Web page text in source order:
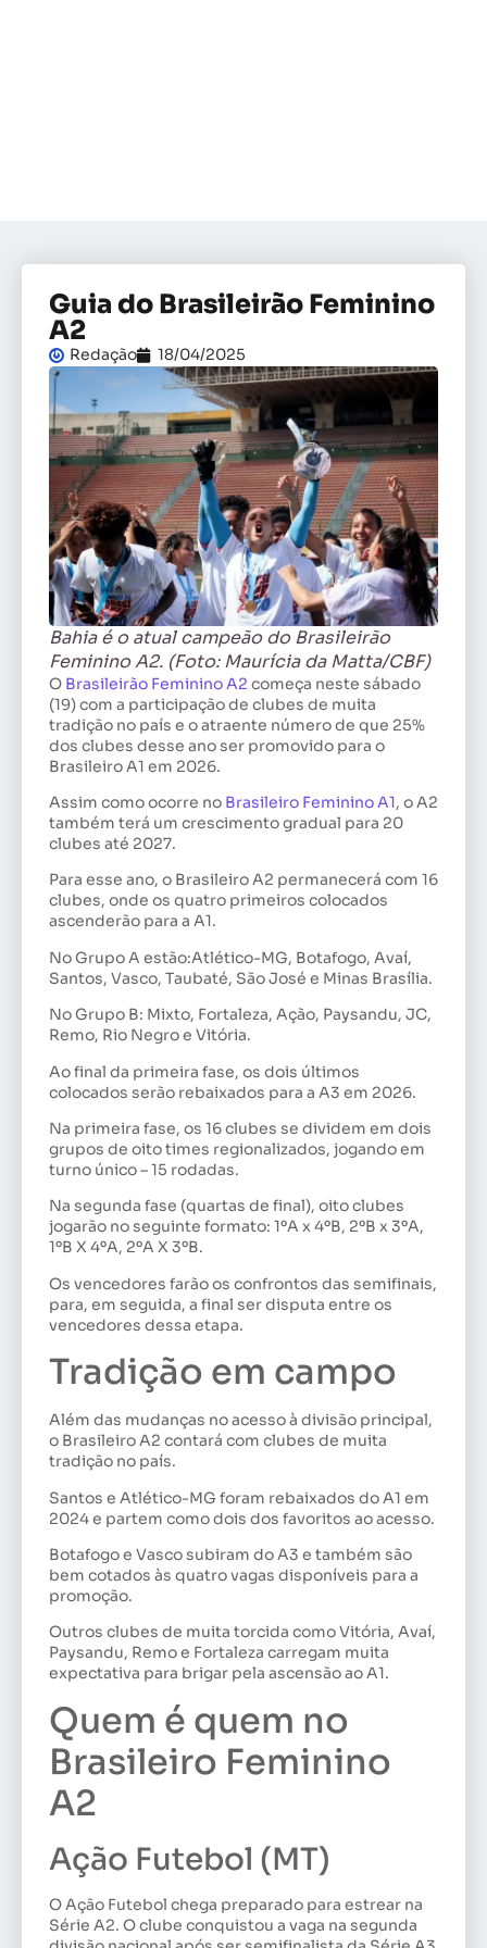
Guia do Brasileirão Feminino
A2
Redação 18/04/2025
Bahia é o atual campeão do Brasileirão
Feminino A2. (Foto: Maurícia da Matta/CBF)
O Brasileirão Feminino A2 começa neste sábado
(19) com a participação de clubes de muita
tradição no país e o atraente número de que 25%
dos clubes desse ano ser promovido para o
Brasileiro A1 em 2026.
Assim como ocorre no Brasileiro Feminino A1, o A2
também terá um crescimento gradual para 20
clubes até 2027.
Para esse ano, o Brasileiro A2 permanecerá com 16
clubes, onde os quatro primeiros colocados
ascenderão para a A1.
No Grupo A estão:Atlético-MG, Botafogo, Avaí,
Santos, Vasco, Taubaté, São José e Minas Brasília.
No Grupo B: Mixto, Fortaleza, Ação, Paysandu, JC,
Remo, Rio Negro e Vitória.
Ao final da primeira fase, os dois últimos
colocados serão rebaixados para a A3 em 2026.
Na primeira fase, os 16 clubes se dividem em dois
grupos de oito times regionalizados, jogando em
turno único – 15 rodadas.
Na segunda fase (quartas de final), oito clubes
jogarão no seguinte formato: 1ºA x 4ºB, 2ºB x 3ºA,
1ºB X 4ºA, 2ºA X 3ºB.
Os vencedores farão os confrontos das semifinais,
para, em seguida, a final ser disputa entre os
vencedores dessa etapa.
Tradição em campo
Além das mudanças no acesso à divisão principal,
o Brasileiro A2 contará com clubes de muita
tradição no país.
Santos e Atlético-MG foram rebaixados do A1 em
2024 e partem como dois dos favoritos ao acesso.
Botafogo e Vasco subiram do A3 e também são
bem cotados às quatro vagas disponíveis para a
promoção.
Outros clubes de muita torcida como Vitória, Avaí,
Paysandu, Remo e Fortaleza carregam muita
expectativa para brigar pela ascensão ao A1.
Quem é quem no
Brasileiro Feminino
A2
Ação Futebol (MT)
O Ação Futebol chega preparado para estrear na
Série A2. O clube conquistou a vaga na segunda